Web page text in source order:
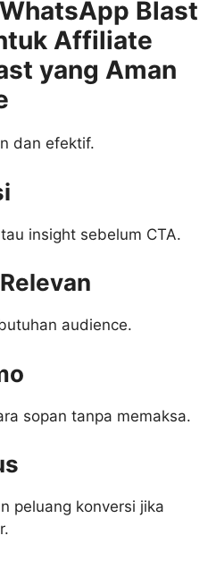
Blast
Affiliate
yang Aman
dan efektif.
insight sebelum CTA.
audience.
sopan tanpa memaksa.
peluang konversi jika